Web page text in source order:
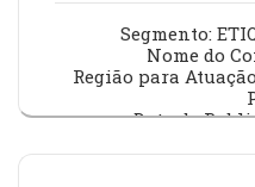
Segmento:
Nome do
Região para
Data de